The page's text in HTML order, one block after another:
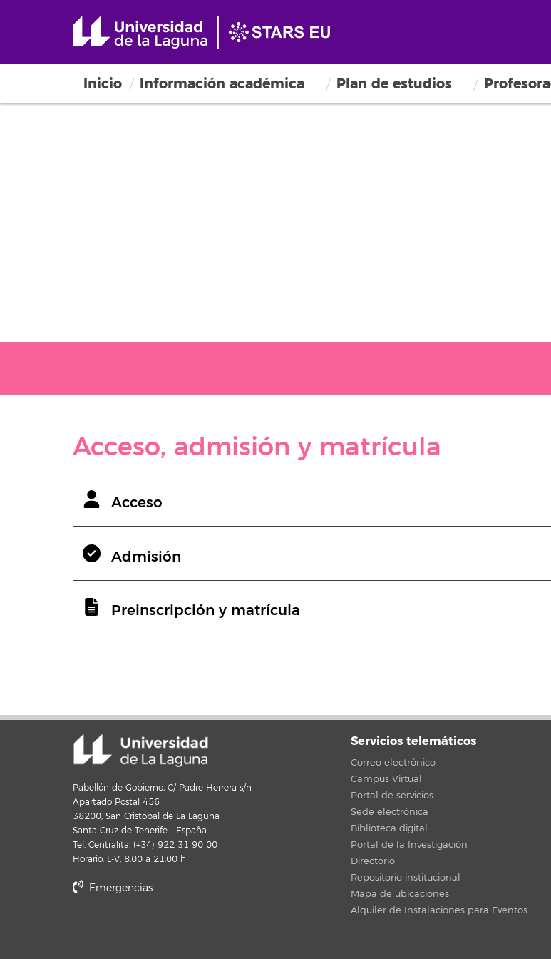
Inicio Información académica Plan de estudios
Acceso, admisión y matrícula
Acceso
Admisión
Preinscripción y matrícula
Pabellón de Gobierno, C/ Padre Herrera s/n
Apartado Postal 456
38200, San Cristóbal de La Laguna
Santa Cruz de Tenerife - España
Tel. Centralita: (+34) 922 31 90 00
Horario: L-V, 8:00 a 21:00 h
Emergencias
Servicios telemáticos
Correo electrónico
Campus Virtual
Portal de servicios
Sede electrónica
Biblioteca digital
Portal de la Investigación
Directorio
Repositorio institucional
Mapa de ubicaciones
Alquiler de Instalaciones para Eventos